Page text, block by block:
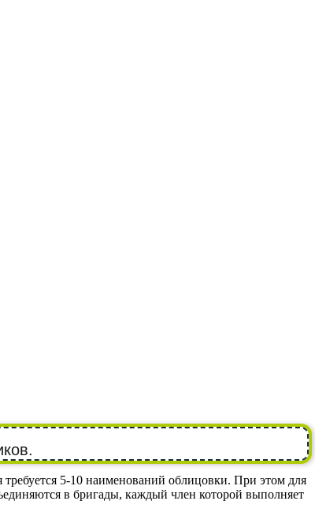
5-10 наименований облицовки. При этом для
в бригады, каждый член которой выполняет